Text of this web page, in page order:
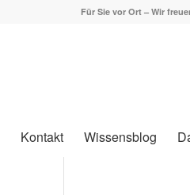
Für Sie vor Ort – Wir
Kontakt Wissensblog